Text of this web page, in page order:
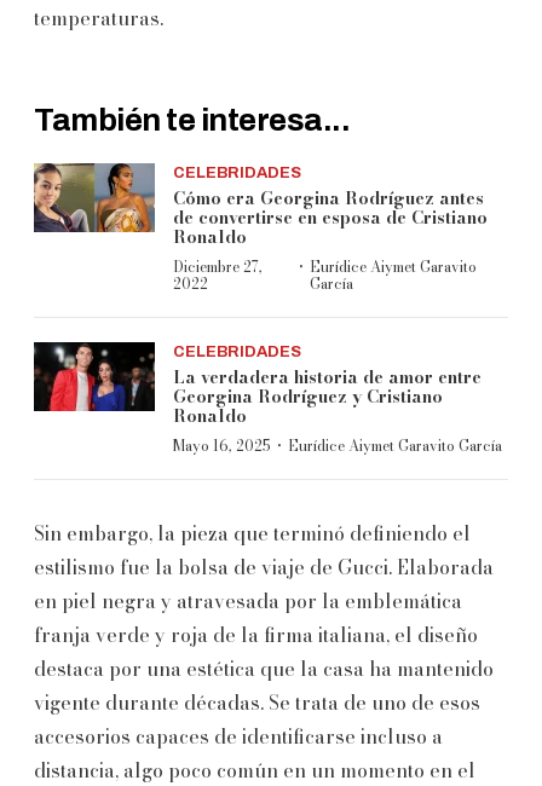
temperaturas.
También te interesa...
CELEBRIDADES
Cómo era Georgina Rodríguez antes
de convertirse en esposa de Cristiano
Ronaldo
Diciembre 27,
2022 · Eurídice Aiymet Garavito
García
CELEBRIDADES
La verdadera historia de amor entre
Georgina Rodríguez y Cristiano
Ronaldo
Mayo 16, 2025 · Eurídice Aiymet Garavito García
Sin embargo, la pieza que terminó definiendo el
estilismo fue la bolsa de viaje de Gucci. Elaborada
en piel negra y atravesada por la emblemática
franja verde y roja de la firma italiana, el diseño
destaca por una estética que la casa ha mantenido
vigente durante décadas. Se trata de uno de esos
accesorios capaces de identificarse incluso a
distancia, algo poco común en un momento en el